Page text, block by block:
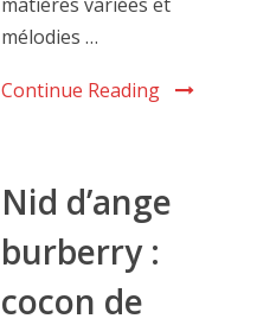
mélodies …
Continue Reading
Nid d’ange
burberry :
cocon de